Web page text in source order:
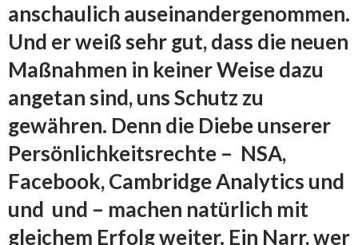
anschaulich auseinandergenommen.
Und er weiß sehr gut, dass die neuen
Maßnahmen in keiner Weise dazu
angetan sind, uns Schutz zu
gewähren. Denn die Diebe unserer
Persönlichkeitsrechte – NSA,
Facebook, Cambridge Analytics und
und und – machen natürlich mit
gleichem Erfolg weiter. Ein Narr, wer